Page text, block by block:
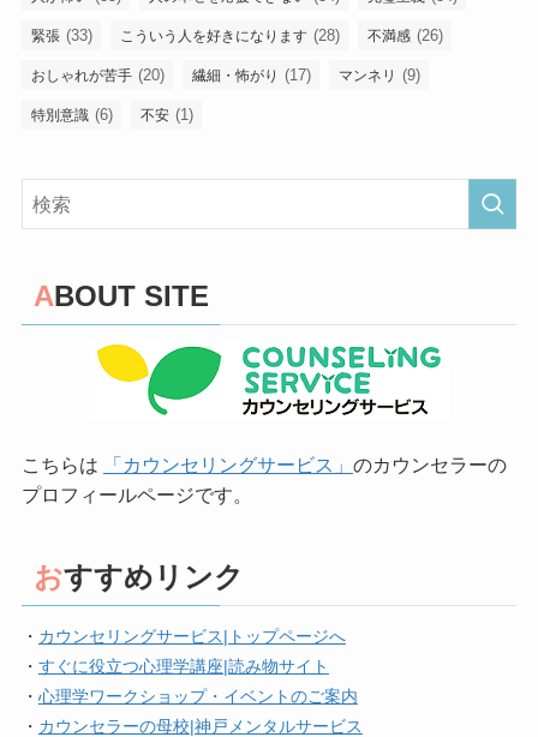
緊張 (33) こういう人を好きになります (28) 不満感 (26)
おしゃれが苦手 (20) 繊細・怖がり (17) マンネリ (9)
特別意識 (6) 不安 (1)
ABOUT SITE
こちらは 「カウンセリングサービス」 のカウンセラーの
プロフィールページです。
おすすめリンク
・ カウンセリングサービス|トップページへ
・ すぐに役立つ心理学講座|読み物サイト
・ 心理学ワークショップ・イベントのご案内
・ カウンセラーの母校|神戸メンタルサービス